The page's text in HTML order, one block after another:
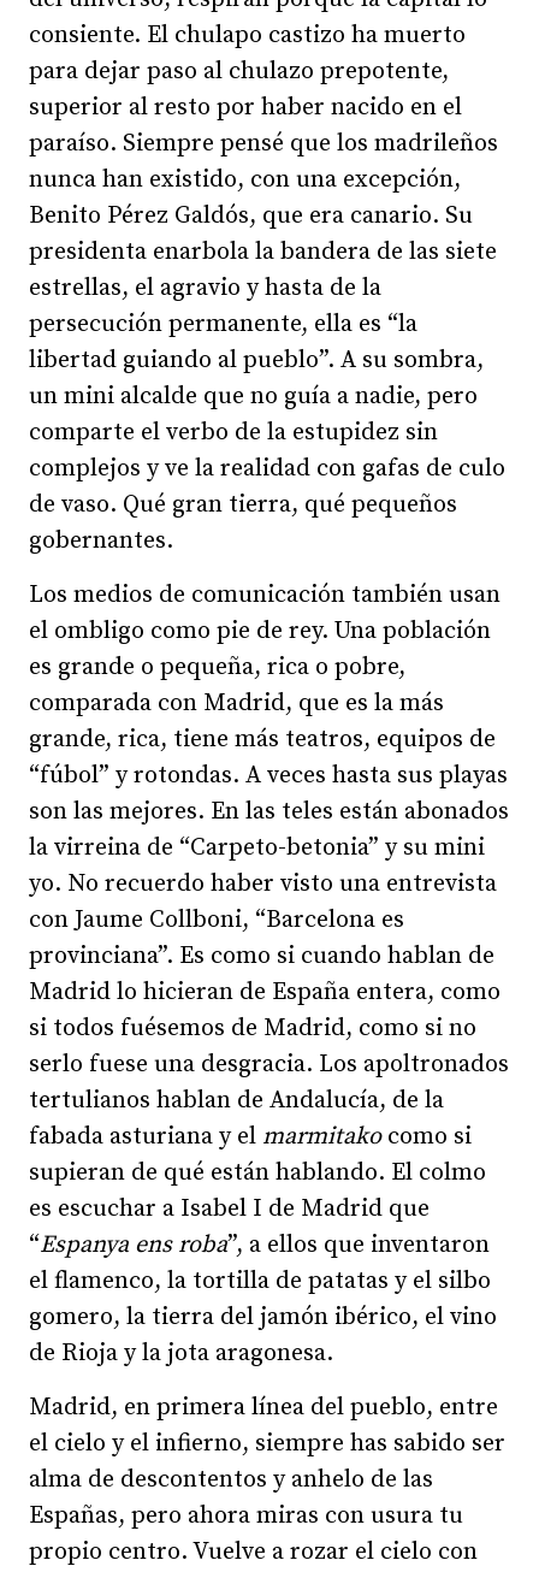
consiente. El chulapo castizo ha muerto
para dejar paso al chulazo prepotente,
superior al resto por haber nacido en el
paraíso. Siempre pensé que los madrileños
nunca han existido, con una excepción,
Benito Pérez Galdós, que era canario. Su
presidenta enarbola la bandera de las siete
estrellas, el agravio y hasta de la
persecución permanente, ella es “la
libertad guiando al pueblo”. A su sombra,
un mini alcalde que no guía a nadie, pero
comparte el verbo de la estupidez sin
complejos y ve la realidad con gafas de culo
de vaso. Qué gran tierra, qué pequeños
gobernantes.
Los medios de comunicación también usan
el ombligo como pie de rey. Una población
es grande o pequeña, rica o pobre,
comparada con Madrid, que es la más
grande, rica, tiene más teatros, equipos de
“fúbol” y rotondas. A veces hasta sus playas
son las mejores. En las teles están abonados
la virreina de “Carpeto-betonia” y su mini
yo. No recuerdo haber visto una entrevista
con Jaume Collboni, “Barcelona es
provinciana”. Es como si cuando hablan de
Madrid lo hicieran de España entera, como
si todos fuésemos de Madrid, como si no
serlo fuese una desgracia. Los apoltronados
tertulianos hablan de Andalucía, de la
fabada asturiana y el marmitako como si
supieran de qué están hablando. El colmo
es escuchar a Isabel I de Madrid que
“Espanya ens roba”, a ellos que inventaron
el flamenco, la tortilla de patatas y el silbo
gomero, la tierra del jamón ibérico, el vino
de Rioja y la jota aragonesa.
Madrid, en primera línea del pueblo, entre
el cielo y el infierno, siempre has sabido ser
alma de descontentos y anhelo de las
Españas, pero ahora miras con usura tu
propio centro. Vuelve a rozar el cielo con